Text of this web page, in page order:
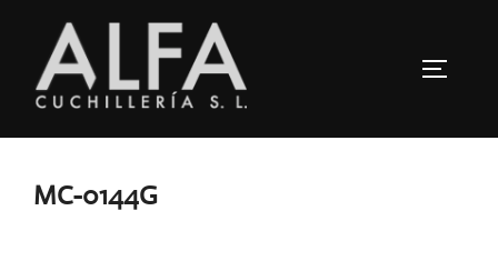
contenido
MC-0144G